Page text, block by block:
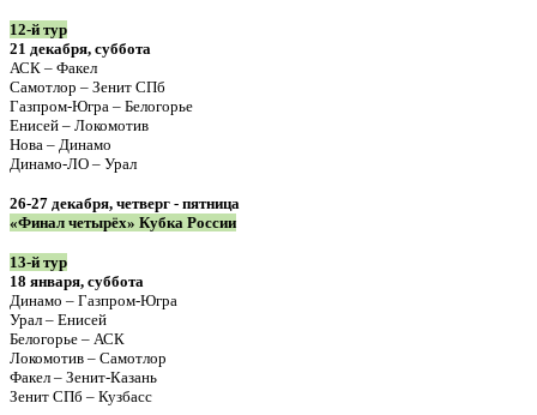
12-й тур
21 декабря, суббота
АСК – Факел
Самотлор – Зенит СПб
Газпром-Югра – Белогорье
Енисей – Локомотив
Нова – Динамо
Динамо-ЛО – Урал
26-27 декабря, четверг - пятница
«Финал четырёх» Кубка России
13-й тур
18 января, суббота
Динамо – Газпром-Югра
Урал – Енисей
Белогорье – АСК
Локомотив – Самотлор
Факел – Зенит-Казань
Зенит СПб – Кузбасс